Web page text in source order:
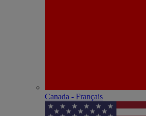
Canada - Français